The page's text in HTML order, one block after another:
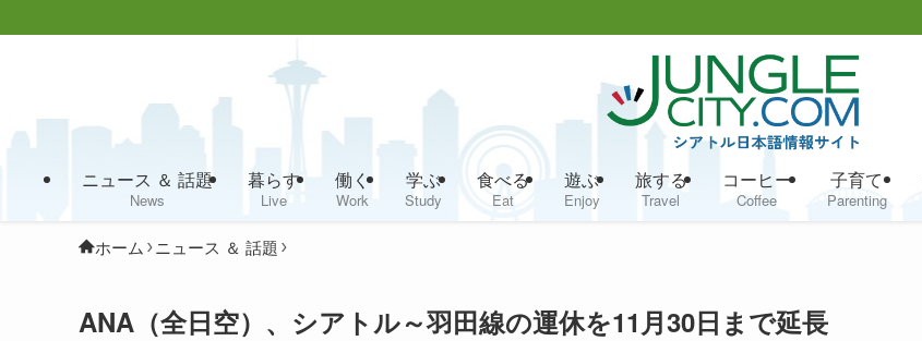
ニュース ＆ 話題
News
暮らす
Live
働く
Work
学ぶ
Study
食べる
Eat
遊ぶ
Enjoy
旅する
Travel
コーヒー
Coffee
子育て
Parenting
ホーム ニュース ＆ 話題
ANA（全日空）、シアトル～羽田線の運休を11月30日まで延長